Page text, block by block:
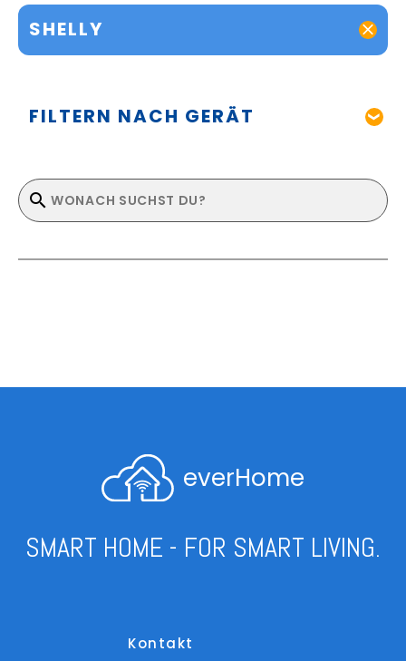
SHELLY
FILTERN NACH GERÄT
everHome
SMART HOME - FOR SMART LIVING.
Kontakt